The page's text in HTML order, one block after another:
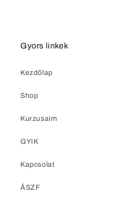
Gyors linkek
Kezdőlap
Shop
Kurzusaim
GYIK
Kapcsolat
ÁSZF